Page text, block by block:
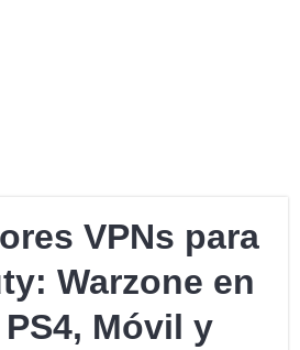
VPNs para
Warzone en
PS4, Móvil y